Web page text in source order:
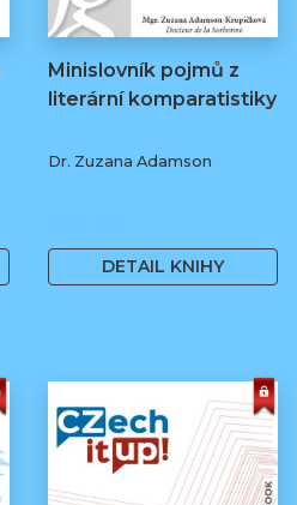
Minislovník pojmů z
literární komparatistiky
Dr. Zuzana Adamson
DETAIL KNIHY